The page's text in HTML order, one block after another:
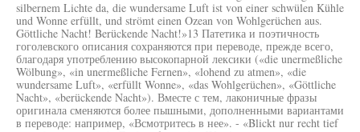
silbernem Lichte da, die wundersame Luft ist von einer schwülen Kühle
und Wonne erfüllt, und strömt einen Ozean von Wohlgerüchen aus.
Göttliche Nacht! Berückende Nacht!»13 Патетика и поэтичность
гоголевского описания сохраняются при переводе, прежде всего,
благодаря употреблению высокопарной лексики («die unermeßliche
Wölbung», «in unermeßliche Fernen», «lohend zu atmen», «die
wundersame Luft», «erfüllt Wonne», «das Wohlgerüchen», «Göttliche
Nacht», «berückende Nacht»). Вместе с тем, лаконичные фразы
оригинала сменяются более пышными, дополненными вариантами
в переводе: например, «Всмотритесь в нее». - «Blickt nur recht tief